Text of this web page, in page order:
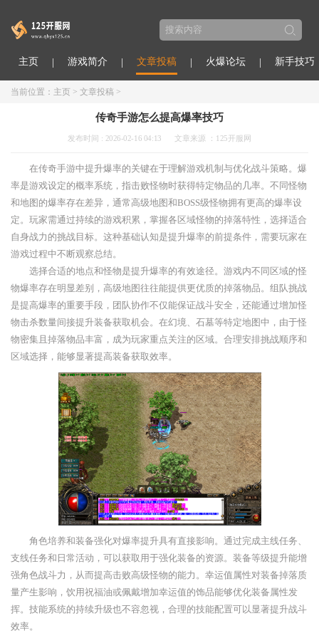
主页 游戏简介 文章投稿 火爆论坛 新手技巧
当前位置： 主页 > 文章投稿 >
传奇手游怎么提高爆率技巧
发布时间 : 2026-02-16 04:13 文章来源 ：125开服网
在传奇手游中提升爆率的关键在于理解游戏机制与优化战斗策略。爆
率是游戏设定的概率系统，指击败怪物时获得特定物品的几率。不同怪物
和地图的爆率存在差异，通常高级地图和BOSS级怪物拥有更高的爆率设
定。玩家需通过持续的游戏积累，掌握各区域怪物的掉落特性，选择适合
自身战力的挑战目标。这种基础认知是提升爆率的前提条件，需要玩家在
游戏过程中不断观察总结。
选择合适的地点和怪物是提升爆率的有效途径。游戏内不同区域的怪
物爆率存在明显差别，高级地图往往能提供更优质的掉落物品。组队挑战
是提高爆率的重要手段，团队协作不仅能保证战斗安全，还能通过增加怪
物击杀数量间接提升装备获取机会。在幻境、石墓等特定地图中，由于怪
物密集且掉落物品丰富，成为玩家重点关注的区域。合理安排挑战顺序和
区域选择，能够显著提高装备获取效率。
角色培养和装备强化对爆率提升具有直接影响。通过完成主线任务、
支线任务和日常活动，可以获取用于强化装备的资源。装备等级提升能增
强角色战斗力，从而提高击败高级怪物的能力。幸运值属性对装备掉落质
量产生影响，饮用祝福油或佩戴增加幸运值的饰品能够优化装备属性发
挥。技能系统的持续升级也不容忽视，合理的技能配置可以显著提升战斗
效率。